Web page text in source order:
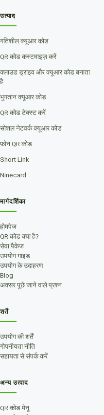
उत्पाद
गतिशील क्यूआर कोड
QR कोड कस्टमाइज़ करें
क्लाउड ड्राइव और क्यूआर कोड बनाता
है
भुगतान क्यूआर कोड
QR कोड टेक्स्ट करें
सोशल नेटवर्क क्यूआर कोड
फ़ोन QR कोड
Short Link
Ninecard
मार्गदर्शिका
होमपेज
QR कोड क्या है?
सेवा पैकेज
उपयोग गाइड
उपयोग के उदाहरण
Blog
अक्सर पूछे जाने वाले प्रश्न
शर्तें
उपयोग की शर्तें
गोपनीयता नीति
सहायता से संपर्क करें
अन्य उत्पाद
QR कोड मेनू